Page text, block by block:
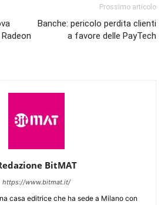
Prossimo articolo
Banche: pericolo perdita clienti
a favore delle PayTech
BitMAT
https://www.bitmat.it/
casa editrice che ha sede a Milano con